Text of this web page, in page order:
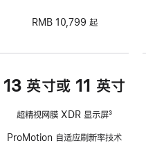
RMB 10,799 起
13 英寸或 11 英寸
超精视网膜 XDR 显示屏
注
3
ProMotion 自适应刷新率技术